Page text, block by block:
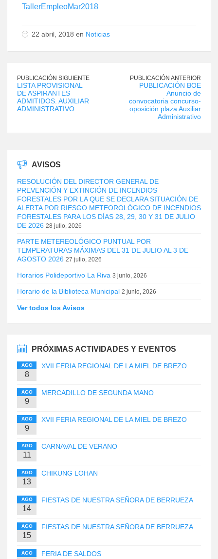
TallerEmpleoMar2018
22 abril, 2018 en Noticias
PUBLICACIÓN SIGUIENTE
LISTA PROVISIONAL
DE ASPIRANTES
ADMITIDOS. AUXILIAR
ADMINISTRATIVO
PUBLICACIÓN ANTERIOR
PUBLICACIÓN BOE
Anuncio de
convocatoria concurso-
oposición plaza Auxiliar
Administrativo
AVISOS
RESOLUCIÓN DEL DIRECTOR GENERAL DE
PREVENCIÓN Y EXTINCIÓN DE INCENDIOS
FORESTALES POR LA QUE SE DECLARA SITUACIÓN DE
ALERTA POR RIESGO METEOROLÓGICO DE INCENDIOS
FORESTALES PARA LOS DÍAS 28, 29, 30 Y 31 DE JULIO
DE 2026 28 julio, 2026
PARTE METEREOLÓGICO PUNTUAL POR
TEMPERATURAS MÁXIMAS DEL 31 DE JULIO AL 3 DE
AGOSTO 2026 27 julio, 2026
Horarios Polideportivo La Riva 3 junio, 2026
Horario de la Biblioteca Municipal 2 junio, 2026
Ver todos los Avisos
PRÓXIMAS ACTIVIDADES Y EVENTOS
AGO
8
XVII FERIA REGIONAL DE LA MIEL DE BREZO
AGO
9
MERCADILLO DE SEGUNDA MANO
AGO
9
XVII FERIA REGIONAL DE LA MIEL DE BREZO
AGO
11
CARNAVAL DE VERANO
AGO
13
CHIKUNG LOHAN
AGO
14
FIESTAS DE NUESTRA SEÑORA DE BERRUEZA
AGO
15
FIESTAS DE NUESTRA SEÑORA DE BERRUEZA
AGO FERIA DE SALDOS